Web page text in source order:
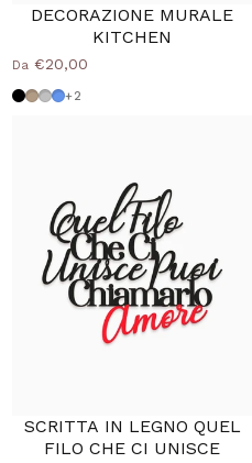
DECORAZIONE MURALE
KITCHEN
Da €20,00
Nero
Tortora
Grigio Medio
Azzurro Polvere
+2
SCRITTA IN LEGNO QUEL
FILO CHE CI UNISCE